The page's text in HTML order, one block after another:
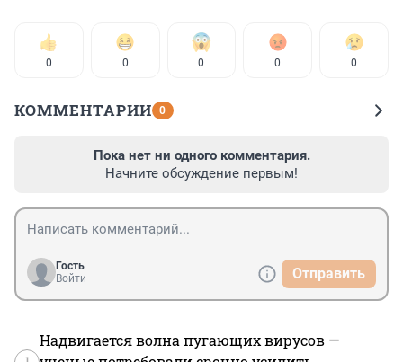
0 0 0 0 0
КОММЕНТАРИИ 0
Пока нет ни одного комментария.
Начните обсуждение первым!
Гость
Войти
Отправить
Надвигается волна пугающих вирусов —